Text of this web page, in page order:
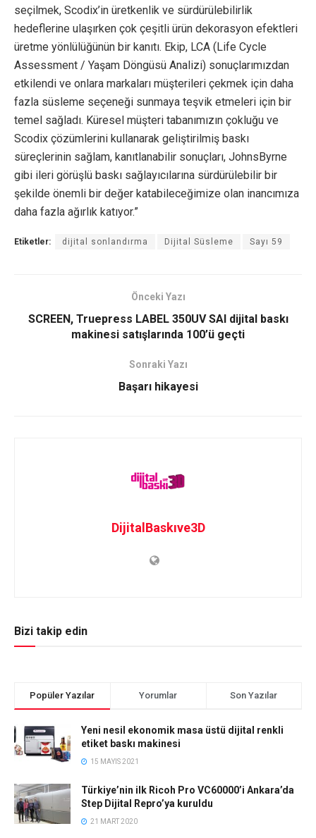
seçilmek, Scodix’in üretkenlik ve sürdürülebilirlik
hedeflerine ulaşırken çok çeşitli ürün dekorasyon efektleri
üretme yönlülüğünün bir kanıtı. Ekip, LCA (Life Cycle
Assessment / Yaşam Döngüsü Analizi) sonuçlarımızdan
etkilendi ve onlara markaları müşterileri çekmek için daha
fazla süsleme seçeneği sunmaya teşvik etmeleri için bir
temel sağladı. Küresel müşteri tabanımızın çokluğu ve
Scodix çözümlerini kullanarak geliştirilmiş baskı
süreçlerinin sağlam, kanıtlanabilir sonuçları, JohnsByrne
gibi ileri görüşlü baskı sağlayıcılarına sürdürülebilir bir
şekilde önemli bir değer katabileceğimize olan inancımıza
daha fazla ağırlık katıyor.”
Etiketler: dijital sonlandırma Dijital Süsleme Sayı 59
Önceki Yazı
SCREEN, Truepress LABEL 350UV SAI dijital baskı
makinesi satışlarında 100’ü geçti
Sonraki Yazı
Başarı hikayesi
DijitalBaskıve3D
Bizi takip edin
Popüler Yazılar Yorumlar Son Yazılar
Yeni nesil ekonomik masa üstü dijital renkli
etiket baskı makinesi
15 MAYIS 2021
Türkiye’nin ilk Ricoh Pro VC60000’i Ankara’da
Step Dijital Repro’ya kuruldu
21 MART 2020